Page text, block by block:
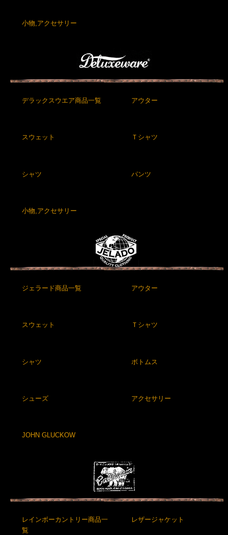
小物,アクセサリー
デラックスウエア商品一覧 アウター
スウェット Ｔシャツ
シャツ パンツ
小物,アクセサリー
ジェラード商品一覧 アウター
スウェット Ｔシャツ
シャツ ボトムス
シューズ アクセサリー
JOHN GLUCKOW
レインボーカントリー商品一
覧
レザージャケット